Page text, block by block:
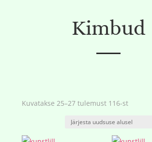
Kimbud
Kuvatakse 25–27 tulemust 116-stSorditud
järgi